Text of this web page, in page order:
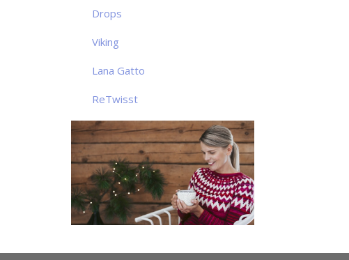
Drops
Viking
Lana Gatto
ReTwisst